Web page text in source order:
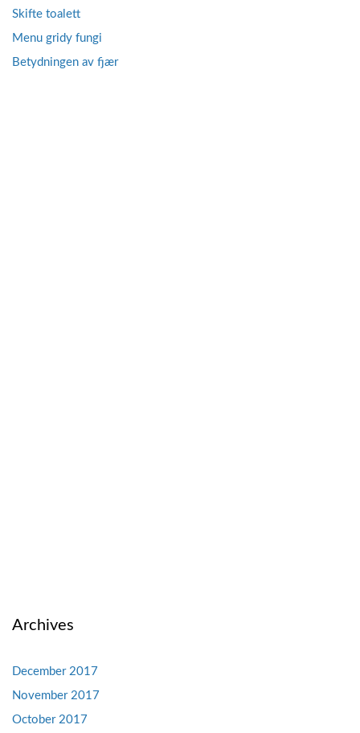
Skifte toalett
Menu gridy fungi
Betydningen av fjær
Archives
December 2017
November 2017
October 2017